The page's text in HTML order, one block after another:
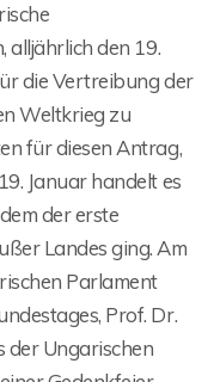
alljährlich den 19.
die Vertreibung der
Weltkrieg zu
für diesen Antrag,
Januar handelt es
der erste
Landes ging. Am
Parlament
Prof. Dr.
der Ungarischen